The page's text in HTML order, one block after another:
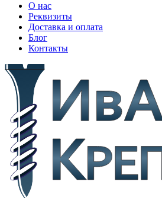
О нас
Реквизиты
Доставка и оплата
Блог
Контакты